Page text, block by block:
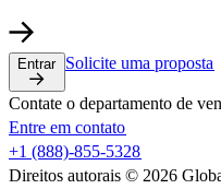
Entrar​​ Solicite uma proposta​​
Contate o departamento de
Entre em contato​​
+1 (888)-855-5328​​
Direitos autorais © 2026